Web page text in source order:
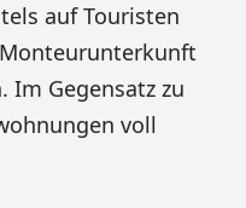
auf Touristen
Im Gegensatz zu
voll